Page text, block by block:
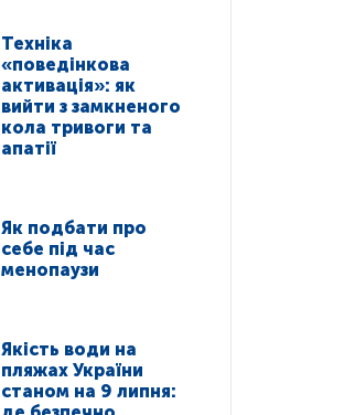
Техніка
«поведінкова
активація»: як
вийти з замкненого
кола тривоги та
апатії
Як подбати про
себе під час
менопаузи
Якість води на
пляжах України
станом на 9 липня: